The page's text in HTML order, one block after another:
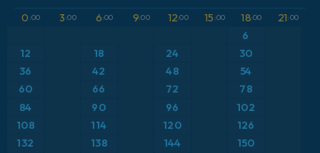
ICON Alemania 2 km
Caribe
Escandinavia
Anomalía de temperatura a 850 hPa
Precipitación, nubes y presión
Presión
0 :00 3:00 6:00 9:00 12:00 15 :00 18:00 21:00
6
12 18 24
30
36
42 48
54
60
66 72
78
84
90 96
102
108
114 120
126
132
138 144 150